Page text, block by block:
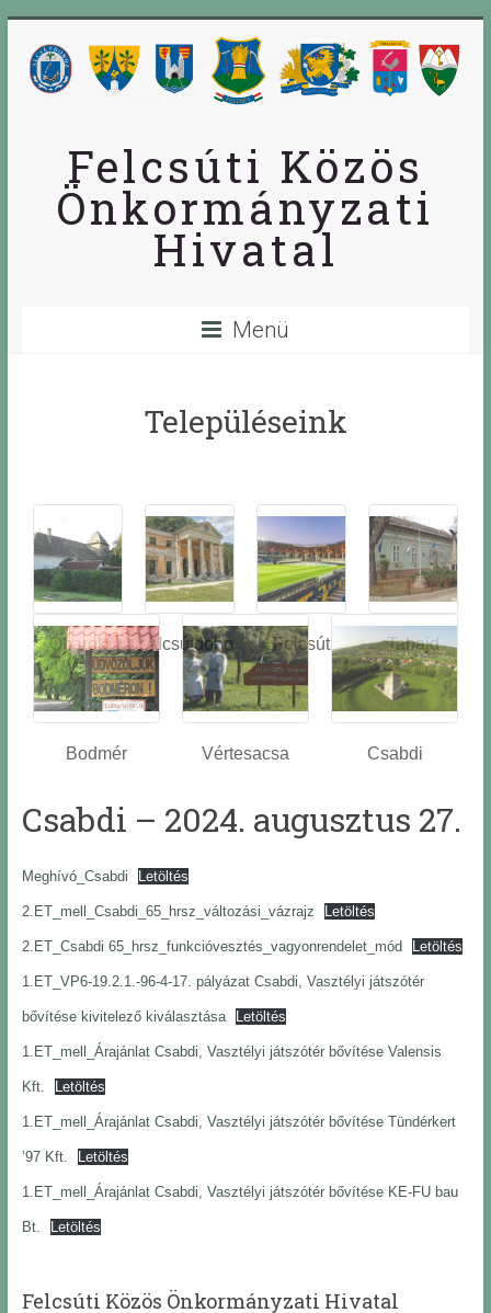
Felcsúti Közös
Önkormányzati
Hivatal
Menü
Településeink
Óbarok
Alcsútdobo
z
Felcsút Tabajd
Bodmér Vértesacsa Csabdi
Csabdi – 2024. augusztus 27.
Meghívó_Csabdi Letöltés
2.ET_mell_Csabdi_65_hrsz_változási_vázrajz Letöltés
2.ET_Csabdi 65_hrsz_funkcióvesztés_vagyonrendelet_mód Letöltés
1.ET_VP6-19.2.1.-96-4-17. pályázat Csabdi, Vasztélyi játszótér
bővítése kivitelező kiválasztása Letöltés
1.ET_mell_Árajánlat Csabdi, Vasztélyi játszótér bővítése Valensis
Kft. Letöltés
1.ET_mell_Árajánlat Csabdi, Vasztélyi játszótér bővítése Tündérkert
’97 Kft. Letöltés
1.ET_mell_Árajánlat Csabdi, Vasztélyi játszótér bővítése KE-FU bau
Bt. Letöltés
Felcsúti Közös Önkormányzati Hivatal